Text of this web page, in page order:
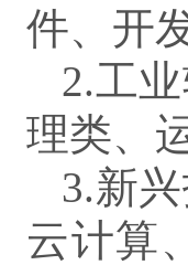
件、开
2.工
理类、
3.新
云计算